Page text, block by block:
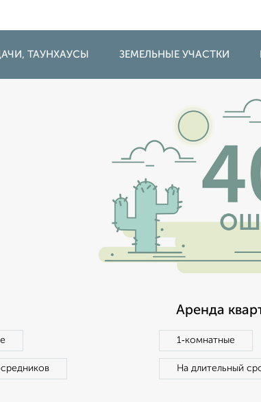
ТАУНХАУСЫ ЗЕМЕЛЬНЫЕ УЧАСТКИ
Аренда
1‑комнатные
На длительный